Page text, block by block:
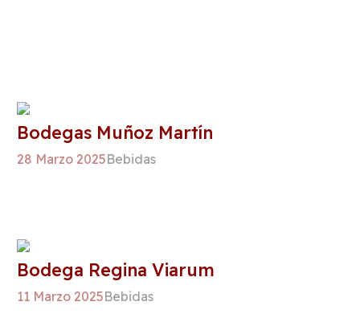
Bodegas Muñoz Martín
28 Marzo 2025Bebidas
Bodega Regina Viarum
11 Marzo 2025Bebidas